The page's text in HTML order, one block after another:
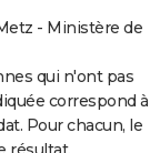
- Ministère de
qui n'ont pas
correspond à
Pour chacun, le